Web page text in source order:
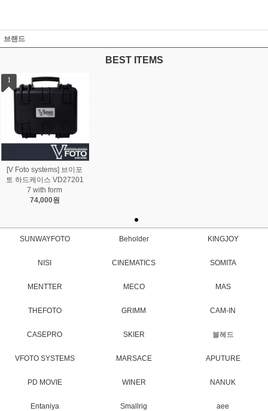
브랜드
BEST ITEMS
1
[V Foto systems] 브이포
토 하드케이스 VD27201
7 with form
74,000원
SUNWAYFOTO Beholder KINGJOY
NISI CINEMATICS SOMITA
MENTTER MECO MAS
THEFOTO GRIMM CAM-IN
CASEPRO SKIER 볼헤드
VFOTO SYSTEMS MARSACE APUTURE
PD MOVIE WINER NANUK
Entaniya Smallrig aee